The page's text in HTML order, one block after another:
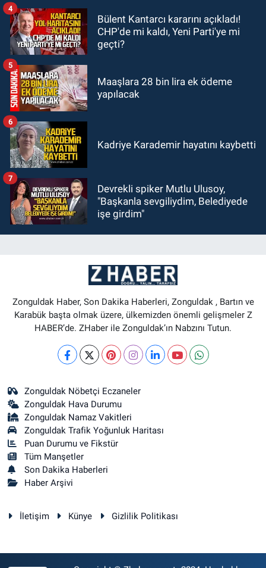
Bülent Kantarcı kararını açıkladı!
CHP'de mi kaldı, Yeni Parti'ye mi
geçti?
4
Maaşlara 28 bin lira ek ödeme
yapılacak
5
Kadriye Karademir hayatını kaybetti
6
Devrekli spiker Mutlu Ulusoy,
"Başkanla sevgiliydim, Belediyede
işe girdim"
7
Zonguldak Haber, Son Dakika Haberleri, Zonguldak , Bartın ve
Karabük başta olmak üzere, ülkemizden önemli gelişmeler Z
HABER’de. ZHaber ile Zonguldak’ın Nabzını Tutun.
Zonguldak Nöbetçi Eczaneler
Zonguldak Hava Durumu
Zonguldak Namaz Vakitleri
Zonguldak Trafik Yoğunluk Haritası
Puan Durumu ve Fikstür
Tüm Manşetler
Son Dakika Haberleri
Haber Arşivi
İletişim Künye Gizlilik Politikası